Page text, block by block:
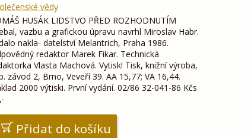
vědy
HUSÁK LIDSTVO PŘED ROZHODNUTÍM
vazbu a grafickou úpravu navrhl Miroslav Habr.
nakla- datelství Melantrich, Praha 1986.
redaktor Marek Fikar. Technická
Vlasta Machová. Vytisk! Tisk, knižní výroba,
závod 2, Brno, Veveří 39. AA 15,77; VA 16,44.
2000 výtiski. První vydání. 02/86 32-041-86 Kčs
Přidat do košíku